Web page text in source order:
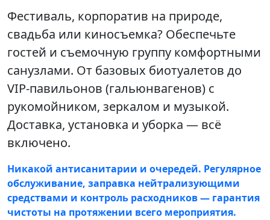
Фестиваль, корпоратив на природе,
свадьба или киносъемка? Обеспечьте
гостей и съемочную группу комфортными
санузлами. От базовых биотуалетов до
VIP-павильонов (гальюнвагенов) с
рукомойником, зеркалом и музыкой.
Доставка, установка и уборка — всё
включено.
Никакой антисанитарии и очередей. Регулярное
обслуживание, заправка нейтрализующими
средствами и контроль расходников — гарантия
чистоты на протяжении всего мероприятия.